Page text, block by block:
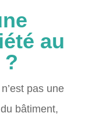
au
pas une
bâtiment,